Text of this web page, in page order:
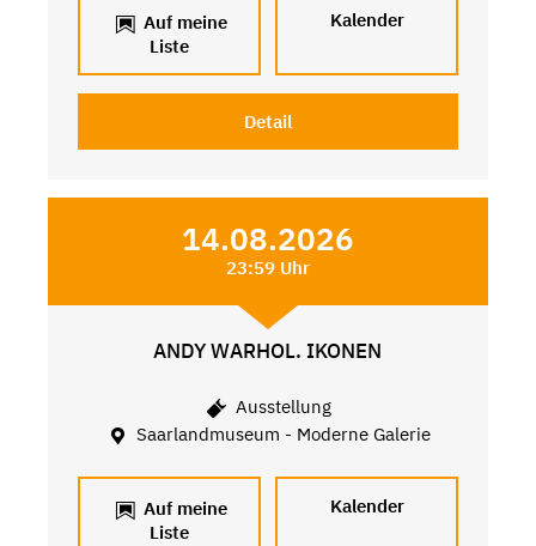
Auf meine
Liste
Kalender
Detail
14.08.2026
23:59 Uhr
ANDY WARHOL. IKONEN
Ausstellung
Saarlandmuseum - Moderne Galerie
Auf meine
Liste
Kalender